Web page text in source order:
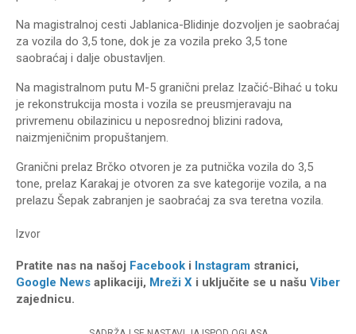
Na magistralnoj cesti Jablanica-Blidinje dozvoljen je saobraćaj
za vozila do 3,5 tone, dok je za vozila preko 3,5 tone
saobraćaj i dalje obustavljen.
Na magistralnom putu M-5 granični prelaz Izačić-Bihać u toku
je rekonstrukcija mosta i vozila se preusmjeravaju na
privremenu obilazinicu u neposrednoj blizini radova,
naizmjeničnim propuštanjem.
Granični prelaz Brčko otvoren je za putnička vozila do 3,5
tone, prelaz Karakaj je otvoren za sve kategorije vozila, a na
prelazu Šepak zabranjen je saobraćaj za sva teretna vozila.
Izvor
Pratite nas na našoj Facebook i Instagram stranici,
Google News aplikaciji, Mreži X i uključite se u našu Viber
zajednicu.